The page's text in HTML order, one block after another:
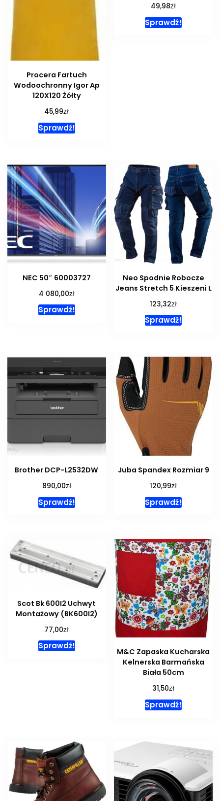
Procera Fartuch
Wodoochronny Igor Ap
120X120 Żółty
45,99zł
Sprawdź!
49,98zł
Sprawdź!
NEC 50″ 60003727
4 080,00zł
Sprawdź!
Neo Spodnie Robocze
Jeans Stretch 5 Kieszeni L
123,32zł
Sprawdź!
Brother DCP-L2532DW
890,00zł
Sprawdź!
Juba Spandex Rozmiar 9
120,99zł
Sprawdź!
Scot Bk 600I2 Uchwyt
Montażowy (BK600I2)
77,00zł
Sprawdź!
M&C Zapaska Kucharska
Kelnerska Barmańska
Biała 50cm
31,50zł
Sprawdź!